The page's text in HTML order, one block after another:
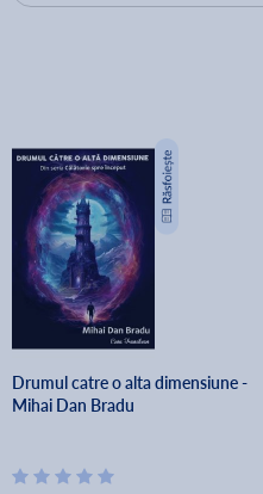
Drumul catre o alta dimensiune -
Mihai Dan Bradu